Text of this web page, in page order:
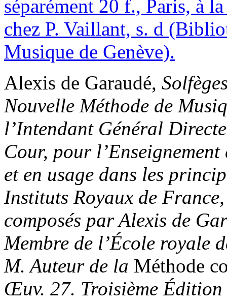
Alexis de Garaudé,
Nouvelle Méthode de
l’Intendant Général
Cour, pour
et en usage dans les
Instituts Royaux de
composés par Alexis de
Membre de l’École royale
M. Auteur de la Méthode
Œuv. 27. Troisième Édition